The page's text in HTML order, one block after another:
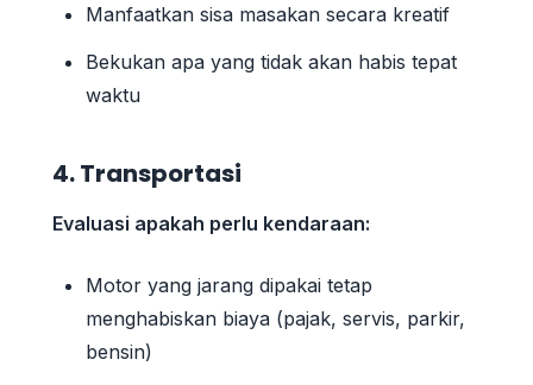
Manfaatkan sisa masakan secara kreatif
Bekukan apa yang tidak akan habis tepat
waktu
4. Transportasi
Evaluasi apakah perlu kendaraan:
Motor yang jarang dipakai tetap
menghabiskan biaya (pajak, servis, parkir,
bensin)